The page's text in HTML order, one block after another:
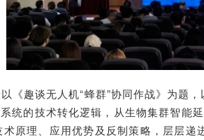
《趣谈无人机“蜂群”协同作战》为题
统的技术转化逻辑，从生物集群智能
术原理、应用优势及反制策略，层层